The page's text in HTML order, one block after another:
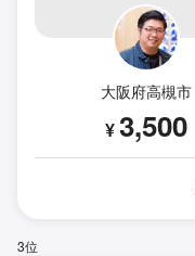
大阪府高槻市
¥3,500
3位